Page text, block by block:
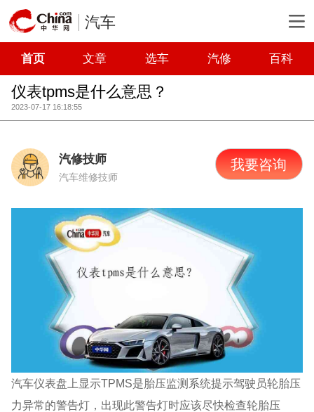
汽车
首页 文章 选车 汽修 百科
仪表tpms是什么意思？
2023-07-17 16:18:55
汽修技师
汽车维修技师
我要咨询
汽车仪表盘上显示TPMS是胎压监测系统提示驾驶员轮胎压
力异常的警告灯，出现此警告灯时应该尽快检查轮胎压